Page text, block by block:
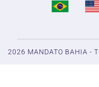
2026 MANDATO BAHIA -